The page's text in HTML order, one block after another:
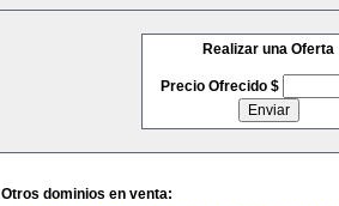
Realizar una Oferta
Precio Ofrecido $
Otros dominios en venta: